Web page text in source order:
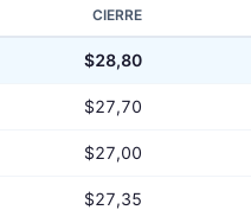
CIERRE
$28,80
$27,70
$27,00
$27,35